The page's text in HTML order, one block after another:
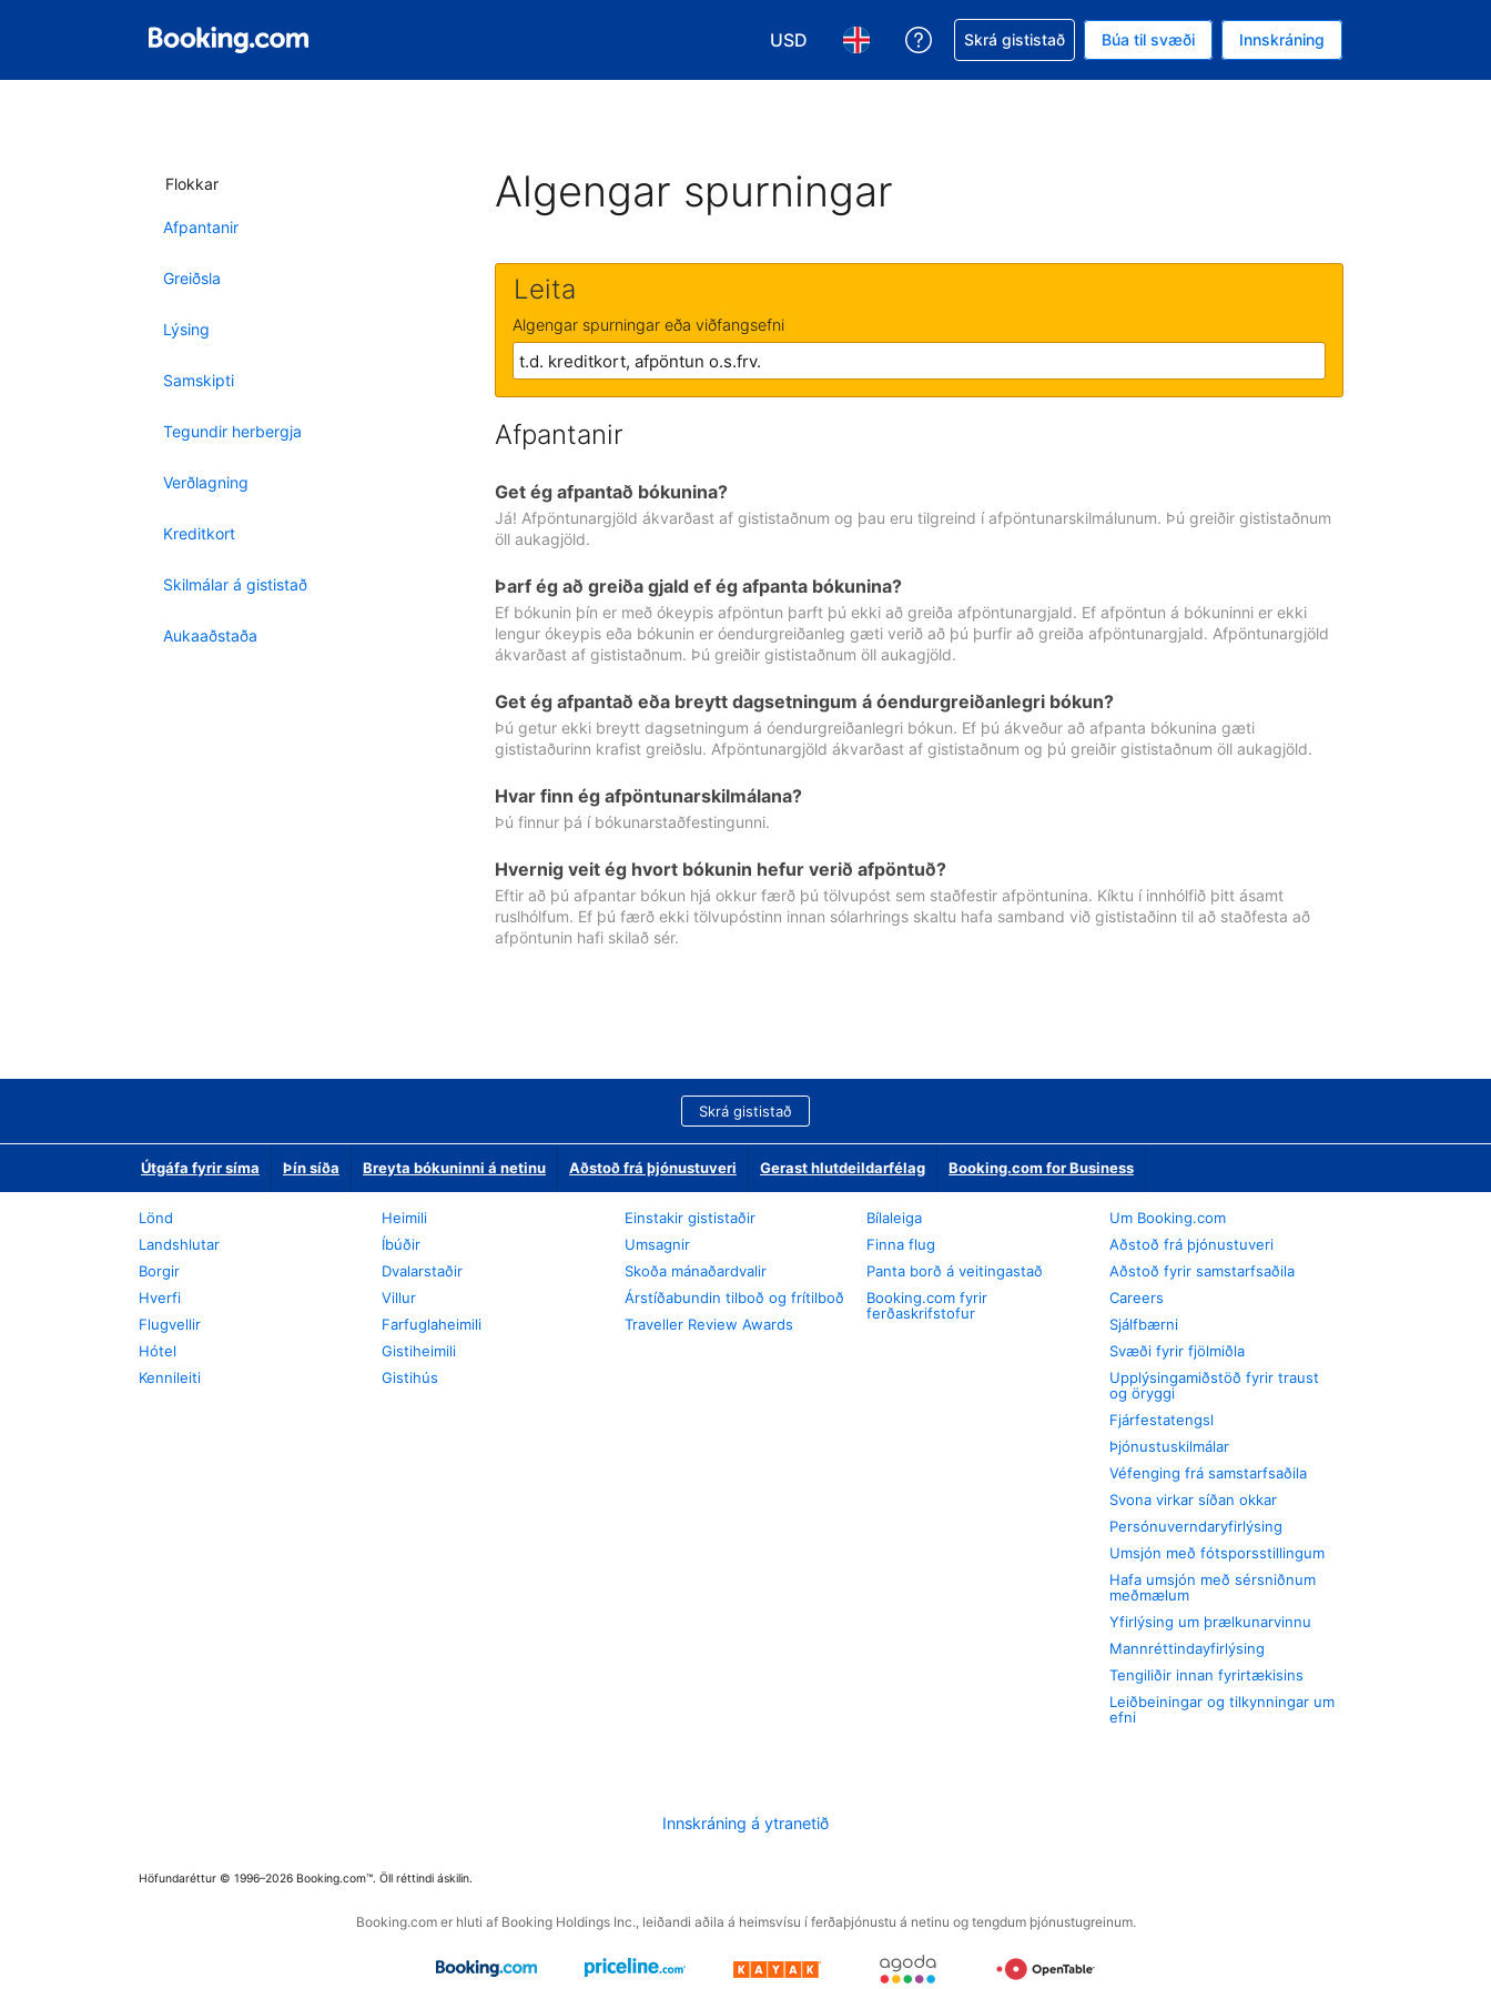
USD
Veldu gjaldmiðil. Í augnablikinu er gjaldmiðillinn Bandaríkjadalur
Veldu þitt tungumál. Í augnablikinu er tungumál þitt Íslensku
Fá aðstoð við bókunina
Skrá gististað Búa til svæði Innskráning
Flokkar
Afpantanir
Greiðsla
Lýsing
Samskipti
Tegundir herbergja
Verðlagning
Kreditkort
Skilmálar á gististað
Aukaaðstaða
Algengar spurningar
Leita
Algengar spurningar eða viðfangsefni
Afpantanir
Get ég afpantað bókunina?
Já! Afpöntunargjöld ákvarðast af gististaðnum og þau eru tilgreind í afpöntunarskilmálunum. Þú greiðir gististaðnum
öll aukagjöld.
Þarf ég að greiða gjald ef ég afpanta bókunina?
Ef bókunin þín er með ókeypis afpöntun þarft þú ekki að greiða afpöntunargjald. Ef afpöntun á bókuninni er ekki
lengur ókeypis eða bókunin er óendurgreiðanleg gæti verið að þú þurfir að greiða afpöntunargjald. Afpöntunargjöld
ákvarðast af gististaðnum. Þú greiðir gististaðnum öll aukagjöld.
Get ég afpantað eða breytt dagsetningum á óendurgreiðanlegri bókun?
Þú getur ekki breytt dagsetningum á óendurgreiðanlegri bókun. Ef þú ákveður að afpanta bókunina gæti
gististaðurinn krafist greiðslu. Afpöntunargjöld ákvarðast af gististaðnum og þú greiðir gististaðnum öll aukagjöld.
Hvar finn ég afpöntunarskilmálana?
Þú finnur þá í bókunarstaðfestingunni.
Hvernig veit ég hvort bókunin hefur verið afpöntuð?
Eftir að þú afpantar bókun hjá okkur færð þú tölvupóst sem staðfestir afpöntunina. Kíktu í innhólfið þitt ásamt
ruslhólfum. Ef þú færð ekki tölvupóstinn innan sólarhrings skaltu hafa samband við gististaðinn til að staðfesta að
afpöntunin hafi skilað sér.
Skrá gististað
Útgáfa fyrir síma Þín síða Breyta bókuninni á netinu Aðstoð frá þjónustuveri Gerast hlutdeildarfélag Booking.com for Business
Lönd
Landshlutar
Borgir
Hverfi
Flugvellir
Hótel
Kennileiti
Heimili
Íbúðir
Dvalarstaðir
Villur
Farfuglaheimili
Gistiheimili
Gistihús
Einstakir gististaðir
Umsagnir
Skoða mánaðardvalir
Árstíðabundin tilboð og frítilboð
Traveller Review Awards
Bílaleiga
Finna flug
Panta borð á veitingastað
Booking.com fyrir
ferðaskrifstofur
Um Booking.com
Aðstoð frá þjónustuveri
Aðstoð fyrir samstarfsaðila
Careers
Sjálfbærni
Svæði fyrir fjölmiðla
Upplýsingamiðstöð fyrir traust
og öryggi
Fjárfestatengsl
Þjónustuskilmálar
Véfenging frá samstarfsaðila
Svona virkar síðan okkar
Persónuverndaryfirlýsing
Umsjón með fótsporsstillingum
Hafa umsjón með sérsniðnum
meðmælum
Yfirlýsing um þrælkunarvinnu
Mannréttindayfirlýsing
Tengiliðir innan fyrirtækisins
Leiðbeiningar og tilkynningar um
efni
Innskráning á ytranetið
Höfundaréttur © 1996–2026 Booking.com™. Öll réttindi áskilin.
Booking.com er hluti af Booking Holdings Inc., leiðandi aðila á heimsvísu í ferðaþjónustu á netinu og tengdum þjónustugreinum.